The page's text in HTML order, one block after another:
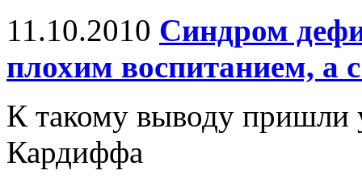
11.10.2010 Синдром
плохим воспитанием, а
К такому выводу пришли
Кардиффа